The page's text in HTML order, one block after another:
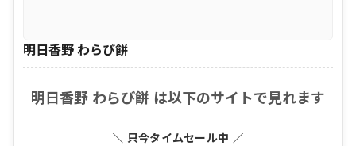
明日香野 わらび餅
明日香野 わらび餅 は以下のサイトで見れます
＼ 只今タイムセール中 ／